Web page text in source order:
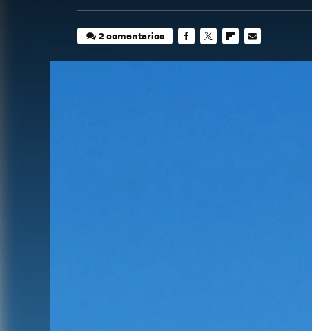
2 comentarios